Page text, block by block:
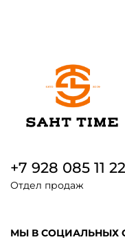
+7 928 085 11 22
Отдел продаж
МЫ В СОЦИАЛЬНЫХ